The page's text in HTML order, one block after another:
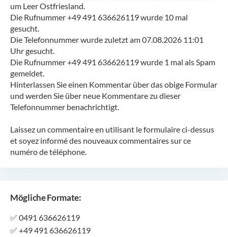
um Leer Ostfriesland.
Die Rufnummer +49 491 636626119 wurde 10 mal
gesucht.
Die Telefonnummer wurde zuletzt am 07.08.2026 11:01
Uhr gesucht.
Die Rufnummer +49 491 636626119 wurde 1 mal als Spam
gemeldet.
Hinterlassen Sie einen Kommentar über das obige Formular
und werden Sie über neue Kommentare zu dieser
Telefonnummer benachrichtigt.
Laissez un commentaire en utilisant le formulaire ci-dessus
et soyez informé des nouveaux commentaires sur ce
numéro de téléphone.
Mögliche Formate:
✅ 0491 636626119
✅ +49 491 636626119